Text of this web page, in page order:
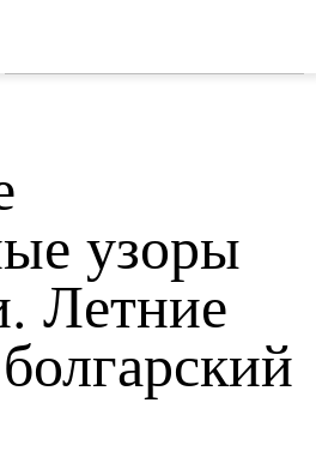
узоры
Летние